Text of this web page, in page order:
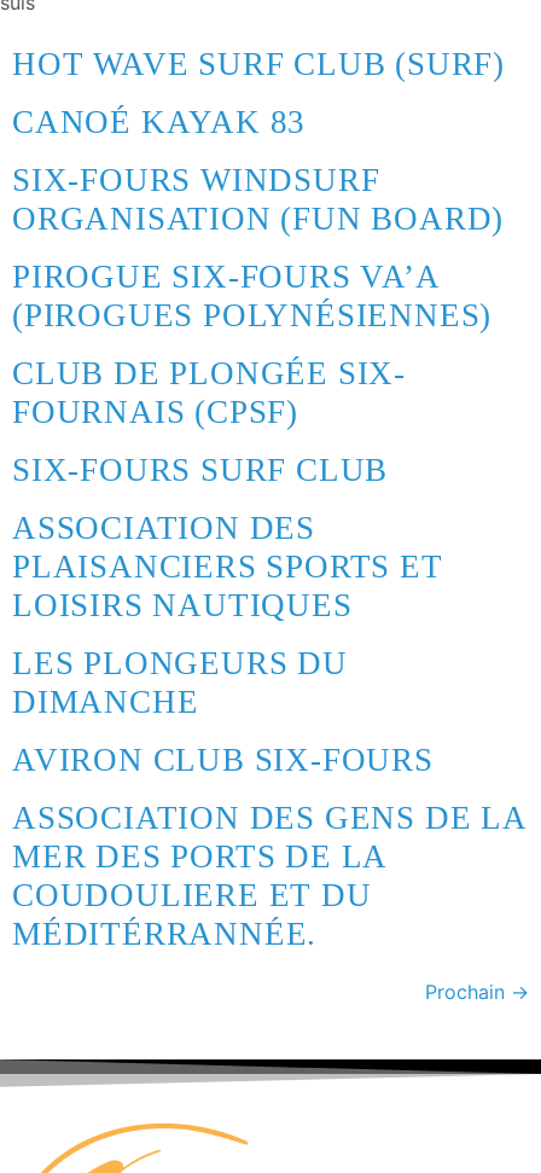
HOT WAVE SURF CLUB (SURF)
CANOÉ KAYAK 83
SIX-FOURS WINDSURF
ORGANISATION (FUN BOARD)
PIROGUE SIX-FOURS VA’A
(PIROGUES POLYNÉSIENNES)
CLUB DE PLONGÉE SIX-
FOURNAIS (CPSF)
SIX-FOURS SURF CLUB
ASSOCIATION DES
PLAISANCIERS SPORTS ET
LOISIRS NAUTIQUES
LES PLONGEURS DU
DIMANCHE
AVIRON CLUB SIX-FOURS
ASSOCIATION DES GENS DE LA
MER DES PORTS DE LA
COUDOULIERE ET DU
MÉDITÉRRANNÉE.
Prochain →